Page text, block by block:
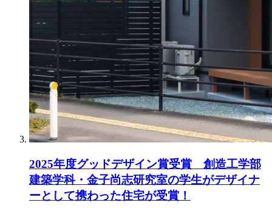
2025年度グッドデザイン賞受賞 創造工学部
建築学科・金子尚志研究室の学生がデザイナ
ーとして携わった住宅が受賞！